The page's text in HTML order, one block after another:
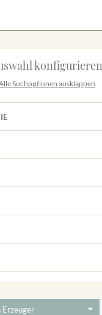
konfigurieren
Suchoptionen ausklappen